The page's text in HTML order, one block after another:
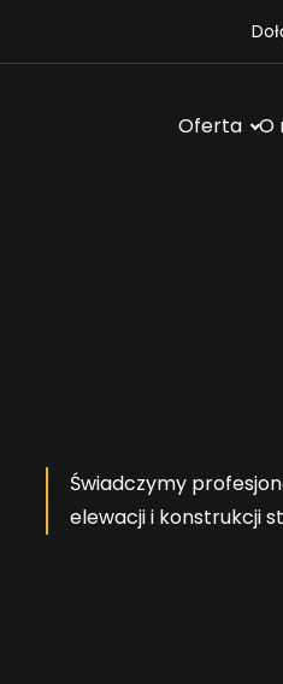
Oferta O
Świadczymy
elewacji i konstrukcji